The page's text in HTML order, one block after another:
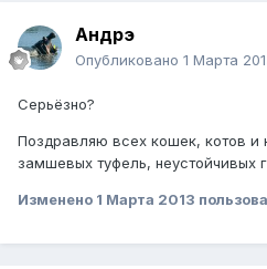
Андрэ
Опубликовано 1 Марта
Серьёзно?
Поздравляю всех кошек, котов и
замшевых туфель, неустойчивых
Изменено 1 Марта 2013